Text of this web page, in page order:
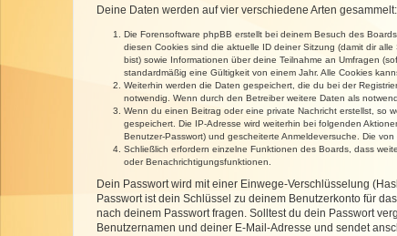
Deine Daten werden auf vier verschiedene Arten gesammelt:
Die Forensoftware phpBB erstellt bei deinem Besuch des
diesen Cookies sind die aktuelle ID deiner Sitzung (damit dir
bist) sowie Informationen über deine Teilnahme an Umfragen
standardmäßig eine Gültigkeit von einem Jahr. Alle Cookies
Weiterhin werden die Daten gespeichert, die du bei der
notwendig. Wenn durch den Betreiber weitere Daten als
Wenn du einen Beitrag oder eine private Nachricht erstellst, so
gespeichert. Die IP-Adresse wird weiterhin bei folgenden
Benutzer-Passwort) und gescheiterte Anmeldeversuche. Die
Schließlich erfordern einzelne Funktionen des Boards, dass
oder Benachrichtigungsfunktionen.
Dein Passwort wird mit einer Einwege-Verschlüsselung
Passwort ist dein Schlüssel zu deinem Benutzerkonto für
nach deinem Passwort fragen. Solltest du dein Passwort
Benutzernamen und deiner E-Mail-Adresse und sendet